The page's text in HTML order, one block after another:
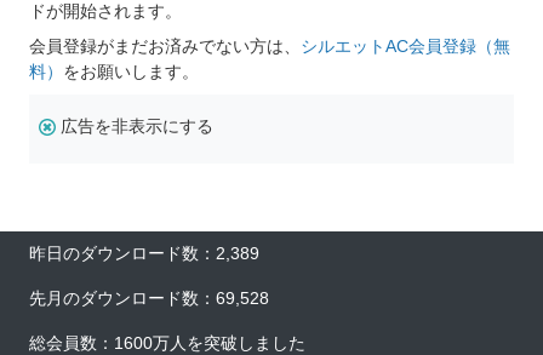
ドが開始されます。
会員登録がまだお済みでない方は、 シルエットAC会員登録（無
料） をお願いします。
広告を非表示にする
昨日のダウンロード数：2,389
先月のダウンロード数：69,528
総会員数：1600万人を突破しました